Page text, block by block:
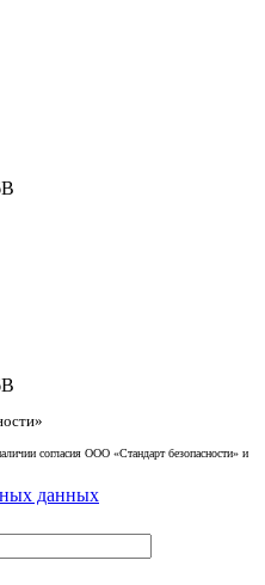
согласия ООО «Стандарт безопасности» и
данных